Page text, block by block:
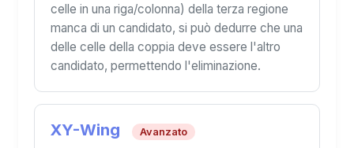
celle in una riga/colonna) della terza regione
manca di un candidato, si può dedurre che una
delle celle della coppia deve essere l'altro
candidato, permettendo l'eliminazione.
XY-Wing Avanzato